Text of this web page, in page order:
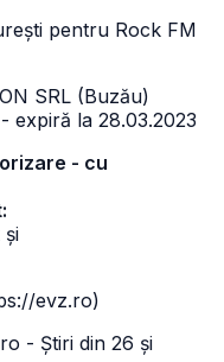
pentru Rock FM
SRL (Buzău)
expiră la 28.03.2023
- cu
și
evz.ro)
- Știri din 26 și